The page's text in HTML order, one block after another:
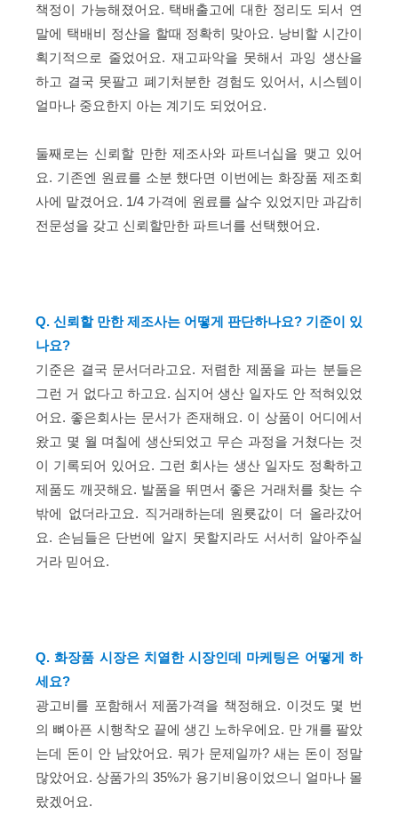
책정이 가능해졌어요. 택배출고에 대한 정리도 되서 연
말에 택배비 정산을 할때 정확히 맞아요. 낭비할 시간이
획기적으로 줄었어요. 재고파악을 못해서 과잉 생산을
하고 결국 못팔고 폐기처분한 경험도 있어서, 시스템이
얼마나 중요한지 아는 계기도 되었어요.
둘째로는 신뢰할 만한 제조사와 파트너십을 맺고 있어
요. 기존엔 원료를 소분 했다면 이번에는 화장품 제조회
사에 맡겼어요. 1/4 가격에 원료를 살수 있었지만 과감히
전문성을 갖고 신뢰할만한 파트너를 선택했어요.
Q. 신뢰할 만한 제조사는 어떻게 판단하나요? 기준이 있
나요?
기준은 결국 문서더라고요. 저렴한 제품을 파는 분들은
그런 거 없다고 하고요. 심지어 생산 일자도 안 적혀있었
어요. 좋은회사는 문서가 존재해요. 이 상품이 어디에서
왔고 몇 월 며칠에 생산되었고 무슨 과정을 거쳤다는 것
이 기록되어 있어요. 그런 회사는 생산 일자도 정확하고
제품도 깨끗해요. 발품을 뛰면서 좋은 거래처를 찾는 수
밖에 없더라고요. 직거래하는데 원룟값이 더 올라갔어
요. 손님들은 단번에 알지 못할지라도 서서히 알아주실
거라 믿어요.
Q. 화장품 시장은 치열한 시장인데 마케팅은 어떻게 하
세요?
광고비를 포함해서 제품가격을 책정해요. 이것도 몇 번
의 뼈아픈 시행착오 끝에 생긴 노하우에요. 만 개를 팔았
는데 돈이 안 남았어요. 뭐가 문제일까? 새는 돈이 정말
많았어요. 상품가의 35%가 용기비용이었으니 얼마나 몰
랐겠어요.